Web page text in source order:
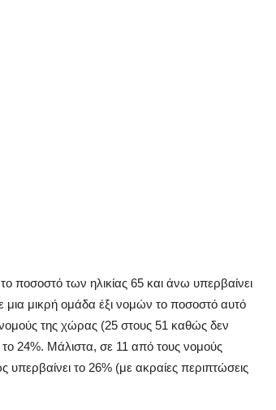
ποσοστό των ηλικίας 65 και άνω υπερβαίνει
μικρή ομάδα έξι νομών το ποσοστό αυτό
νομούς της χώρας (25 στους 51 καθώς δεν
24%. Μάλιστα, σε 11 από τους νομούς
υπερβαίνει το 26% (με ακραίες περιπτώσεις